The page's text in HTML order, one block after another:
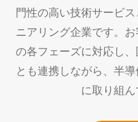
門性の高い技術サービ
ニアリング企業です。
の各フェーズに対応し
とも連携しながら、半
に取り組ん